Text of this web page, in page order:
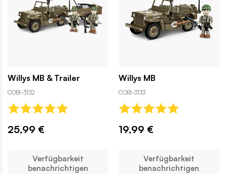
Willys MB & Trailer
COBI-3132
25,99 €
Verfügbarkeit
benachrichtigen
Willys MB
COBI-3133
19,99 €
Verfügbarkeit
benachrichtigen